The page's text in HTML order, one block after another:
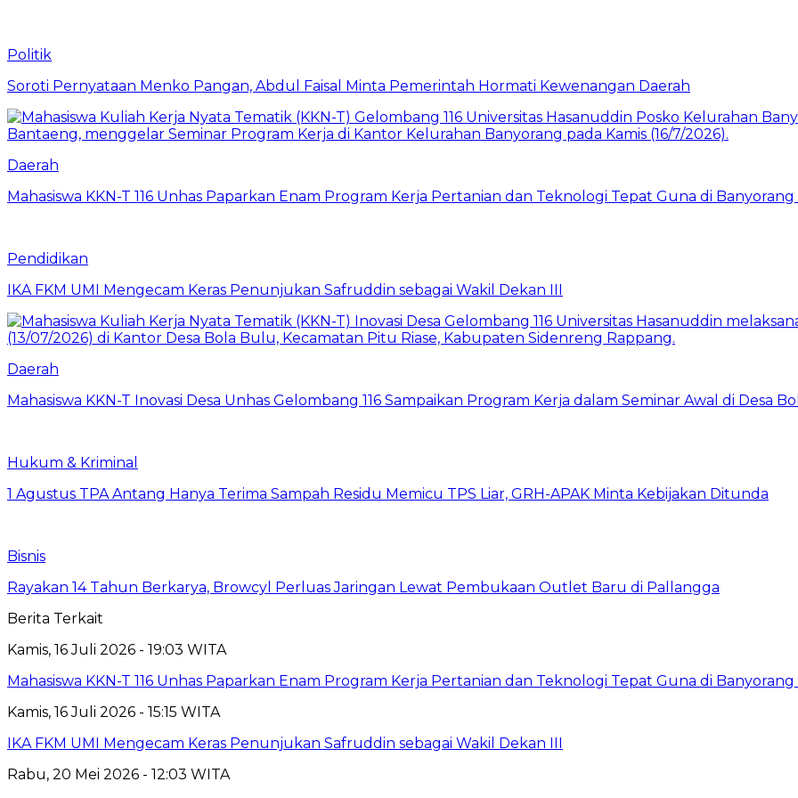
Politik
Soroti Pernyataan Menko Pangan, Abdul Faisal Minta Pemerintah Hormati Kewenangan Daerah
Daerah
Mahasiswa KKN-T 116 Unhas Paparkan Enam Program Kerja Pertanian dan Teknologi Tepat Guna di Banyorang
Pendidikan
IKA FKM UMI Mengecam Keras Penunjukan Safruddin sebagai Wakil Dekan III
Daerah
Mahasiswa KKN-T Inovasi Desa Unhas Gelombang 116 Sampaikan Program Kerja dalam Seminar Awal di Desa
Hukum & Kriminal
1 Agustus TPA Antang Hanya Terima Sampah Residu Memicu TPS Liar, GRH-APAK Minta Kebijakan Ditunda
Bisnis
Rayakan 14 Tahun Berkarya, Browcyl Perluas Jaringan Lewat Pembukaan Outlet Baru di Pallangga
Berita Terkait
Kamis, 16 Juli 2026 - 19:03 WITA
Mahasiswa KKN-T 116 Unhas Paparkan Enam Program Kerja Pertanian dan Teknologi Tepat Guna di Banyorang
Kamis, 16 Juli 2026 - 15:15 WITA
IKA FKM UMI Mengecam Keras Penunjukan Safruddin sebagai Wakil Dekan III
Rabu, 20 Mei 2026 - 12:03 WITA